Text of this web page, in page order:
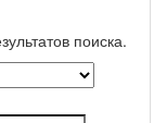
поиска.